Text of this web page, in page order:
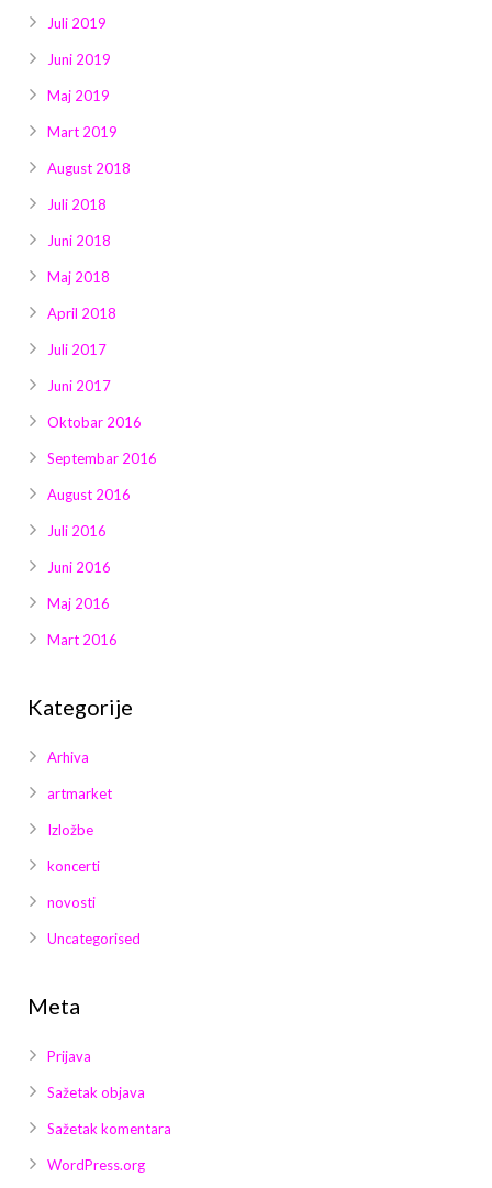
Juli 2019
Juni 2019
Maj 2019
Mart 2019
August 2018
Juli 2018
Juni 2018
Maj 2018
April 2018
Juli 2017
Juni 2017
Oktobar 2016
Septembar 2016
August 2016
Juli 2016
Juni 2016
Maj 2016
Mart 2016
Kategorije
Arhiva
artmarket
Izložbe
koncerti
novosti
Uncategorised
Meta
Prijava
Sažetak objava
Sažetak komentara
WordPress.org